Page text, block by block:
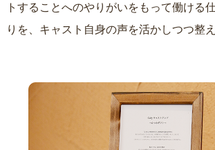
トすることへのやりがいをもって働ける仕
りを、キャスト自身の声を活かしつつ整